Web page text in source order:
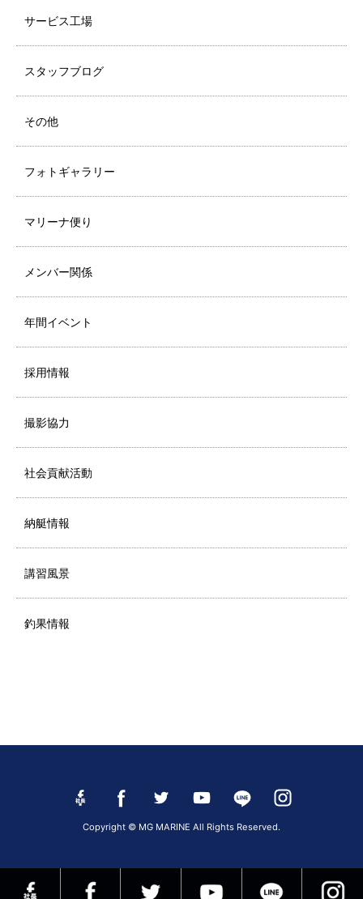
サービス工場
スタッフブログ
その他
フォトギャラリー
マリーナ便り
メンバー関係
年間イベント
採用情報
撮影協力
社会貢献活動
納艇情報
講習風景
釣果情報
Copyright © MG MARINE All Rights Reserved.